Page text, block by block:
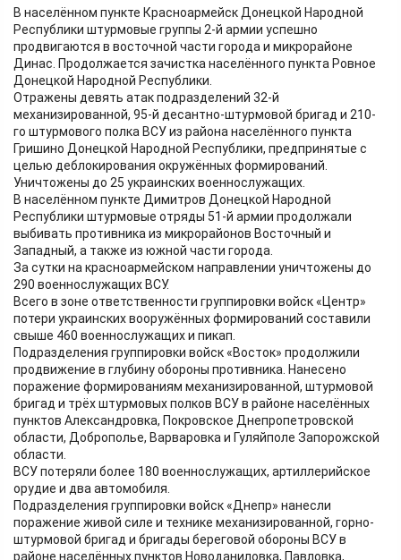
В населённом пункте Красноармейск Донецкой Народной
Республики штурмовые группы 2-й армии успешно
продвигаются в восточной части города и микрорайоне
Динас. Продолжается зачистка населённого пункта Ровное
Донецкой Народной Республики.
Отражены девять атак подразделений 32-й
механизированной, 95-й десантно-штурмовой бригад и 210-
го штурмового полка ВСУ из района населённого пункта
Гришино Донецкой Народной Республики, предпринятые с
целью деблокирования окружённых формирований.
Уничтожены до 25 украинских военнослужащих.
В населённом пункте Димитров Донецкой Народной
Республики штурмовые отряды 51-й армии продолжали
выбивать противника из микрорайонов Восточный и
Западный, а также из южной части города.
За сутки на красноармейском направлении уничтожены до
290 военнослужащих ВСУ.
Всего в зоне ответственности группировки войск «Центр»
потери украинских вооружённых формирований составили
свыше 460 военнослужащих и пикап.
Подразделения группировки войск «Восток» продолжили
продвижение в глубину обороны противника. Нанесено
поражение формированиям механизированной, штурмовой
бригад и трёх штурмовых полков ВСУ в районе населённых
пунктов Александровка, Покровское Днепропетровской
области, Доброполье, Варваровка и Гуляйполе Запорожской
области.
ВСУ потеряли более 180 военнослужащих, артиллерийское
орудие и два автомобиля.
Подразделения группировки войск «Днепр» нанесли
поражение живой силе и технике механизированной, горно-
штурмовой бригад и бригады береговой обороны ВСУ в
районе населённых пунктов Новоданиловка, Павловка,